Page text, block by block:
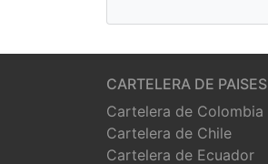
CARTELERA DE PAISES
Cartelera de Colombia
Cartelera de Chile
Cartelera de Ecuador